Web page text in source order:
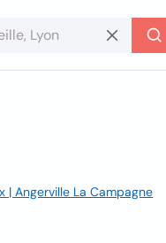
| Angerville La Campagne